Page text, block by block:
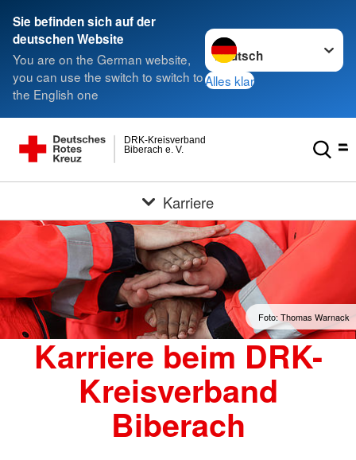
Sie befinden sich auf der
deutschen Website
You are on the German website,
you can use the switch to switch to
the English one
Sprache wechseln zu
Alles klar
Biberach e. V.
DRK-Kreisverband
Karriere
Foto: Thomas Warnack
Karriere beim DRK-
Kreisverband
Biberach